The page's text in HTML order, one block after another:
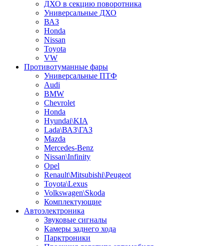
ДХО в секцию поворотника
Универсальные ДХО
ВАЗ
Honda
Nissan
Toyota
VW
Противотуманные фары
Универсальные ПТФ
Audi
BMW
Chevrolet
Honda
Hyundai\KIA
Lada\ВАЗ\ГАЗ
Mazda
Mercedes-Benz
Nissan\Infinity
Opel
Renault\Mitsubishi\Peugeot
Toyota\Lexus
Volkswagen\Skoda
Комплектующие
Автоэлектроника
Звуковые сигналы
Камеры заднего хода
Парктроники